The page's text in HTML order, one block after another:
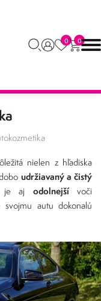
0 0
nielen z hľadiska
udržiavaný a čistý
je aj odolnejšívoči
svojmu autu dokonalú
Metaflux zaistí